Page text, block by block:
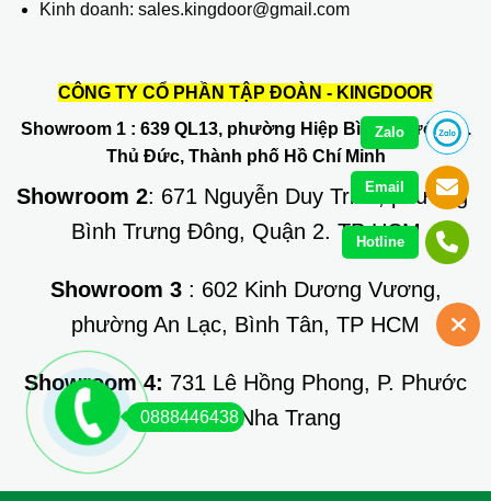
Kinh doanh: sales.kingdoor@gmail.com
CÔNG TY CỔ PHẦN TẬP ĐOÀN - KINGDOOR
Showroom 1: 639 QL13, phường Hiệp Bình Phước, Q.
Thủ Đức, Thành phố Hồ Chí Minh
Showroom 2: 671 Nguyễn Duy Trinh, phường
Bình Trưng Đông, Quận 2. TP HCM
Showroom 3: 602 Kinh Dương Vương,
phường An Lạc, Bình Tân, TP HCM
Showroom 4: 731 Lê Hồng Phong, P. Phước
Long, TP Nha Trang
0888446438
Zalo
Email
Hotline